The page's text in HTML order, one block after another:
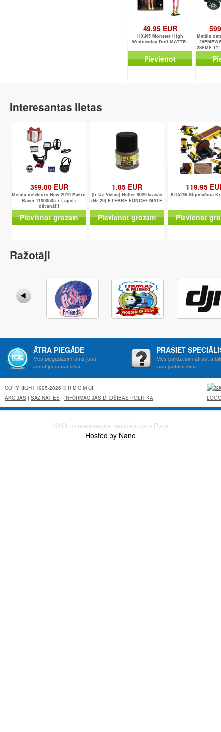
49.95 EUR
HXJ05 Monster High
Wednesday Doll MATTEL
Pievienot
Metāla
28FMF
Interesantas lietas
399.00 EUR
Metāla detektors New 2019 Makro
Racer 11000505 + Lāpsta
dāvanā!!!
Pievienot grozam
1.85 EUR
(Ir Uz Vietas) Heller 9029 krāsas
(Nr.29) P.TERRE FONCEE MATE
Pievienot grozam
119.95
KD5296 Slīpmašīna
Pievienot
Ražotāji
ĀTRA PIEGĀDE
Mēs piegādāsim jums jūsu
pasūtījumu īsā laikā.
PRASIET
Mēs palidzēsim atrast
jūsu jautājumiem.
COPYRIGHT 1995-2026 © RIM CIM CI
AKCIJAS | SAZINĀTIES | INFORMĀCIJAS DROŠIBAS POLITIKA
SEO оптимизация вебсайтов в Риге
Hosted by Nano